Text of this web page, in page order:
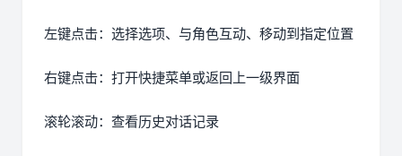
左键点击：选择选项、与角色互动、移动到指定位置
右键点击：打开快捷菜单或返回上一级界面
滚轮滚动：查看历史对话记录